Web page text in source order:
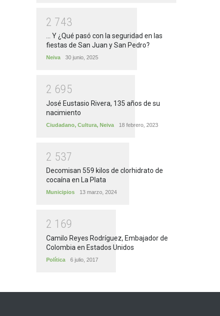
2 743
... Y ¿Qué pasó con la seguridad en las
fiestas de San Juan y San Pedro?
Neiva 30 junio, 2025
2 695
José Eustasio Rivera, 135 años de su
nacimiento
Ciudadano, Cultura, Neiva 18 febrero, 2023
2 537
Decomisan 559 kilos de clorhidrato de
cocaína en La Plata
Municipios 13 marzo, 2024
2 1 69
Camilo Reyes Rodríguez, Embajador de
Colombia en Estados Unidos
Política 6 julio, 2017